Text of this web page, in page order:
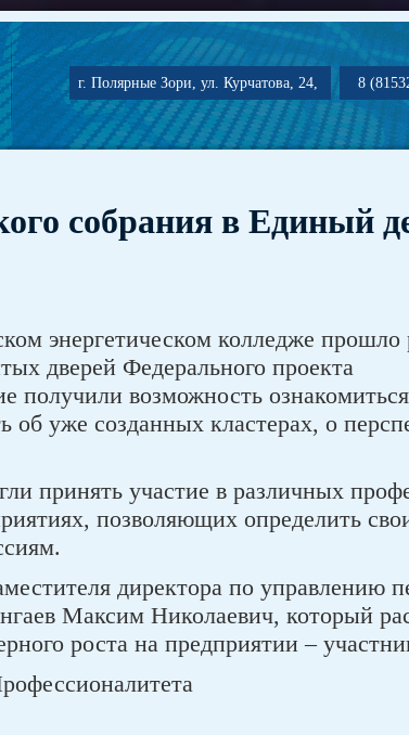
г. Полярные Зори, ул. Курчатова, 24, 8
собрания в Единый
энергетическом колледже прошло
дверей Федерального проекта
получили возможность
об уже созданных кластерах, о
принять участие в различных
позволяющих определить
директора по управлению
Максим Николаевич, который
роста на предприятии –